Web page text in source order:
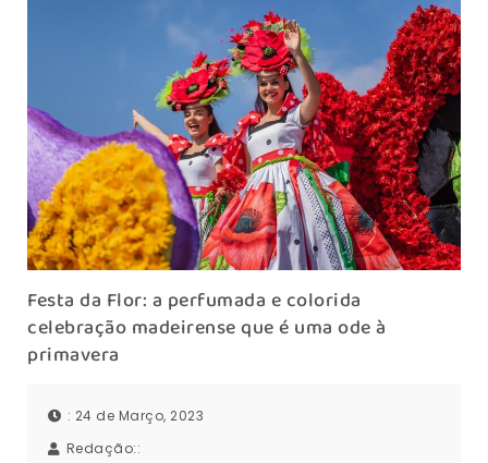
Festa da Flor: a perfumada e colorida
celebração madeirense que é uma ode à
primavera
: 24 de Março, 2023
Redação::